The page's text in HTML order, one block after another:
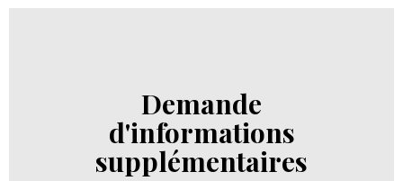
Demande
d'informations
supplémentaires